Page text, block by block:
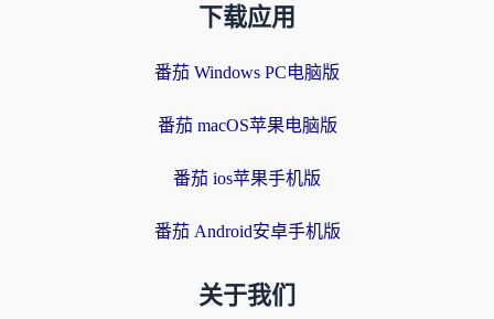
下载应用
番茄 Windows PC电脑版
番茄 macOS苹果电脑版
番茄 ios苹果手机版
番茄 Android安卓手机版
关于我们